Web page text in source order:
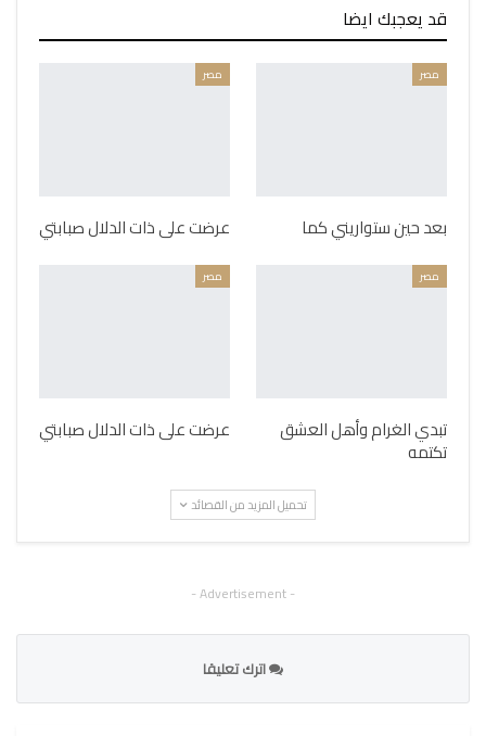
قد يعجبك ايضا
مصر
بعد حين ستواريني كما
مصر
عرضت على ذات الدلال صبابتي
مصر
تبدي الغرام وأهل العشق
تكتمه
مصر
عرضت على ذات الدلال صبابتي
تحميل المزيد من القصائد
- Advertisement -
اترك تعليقا